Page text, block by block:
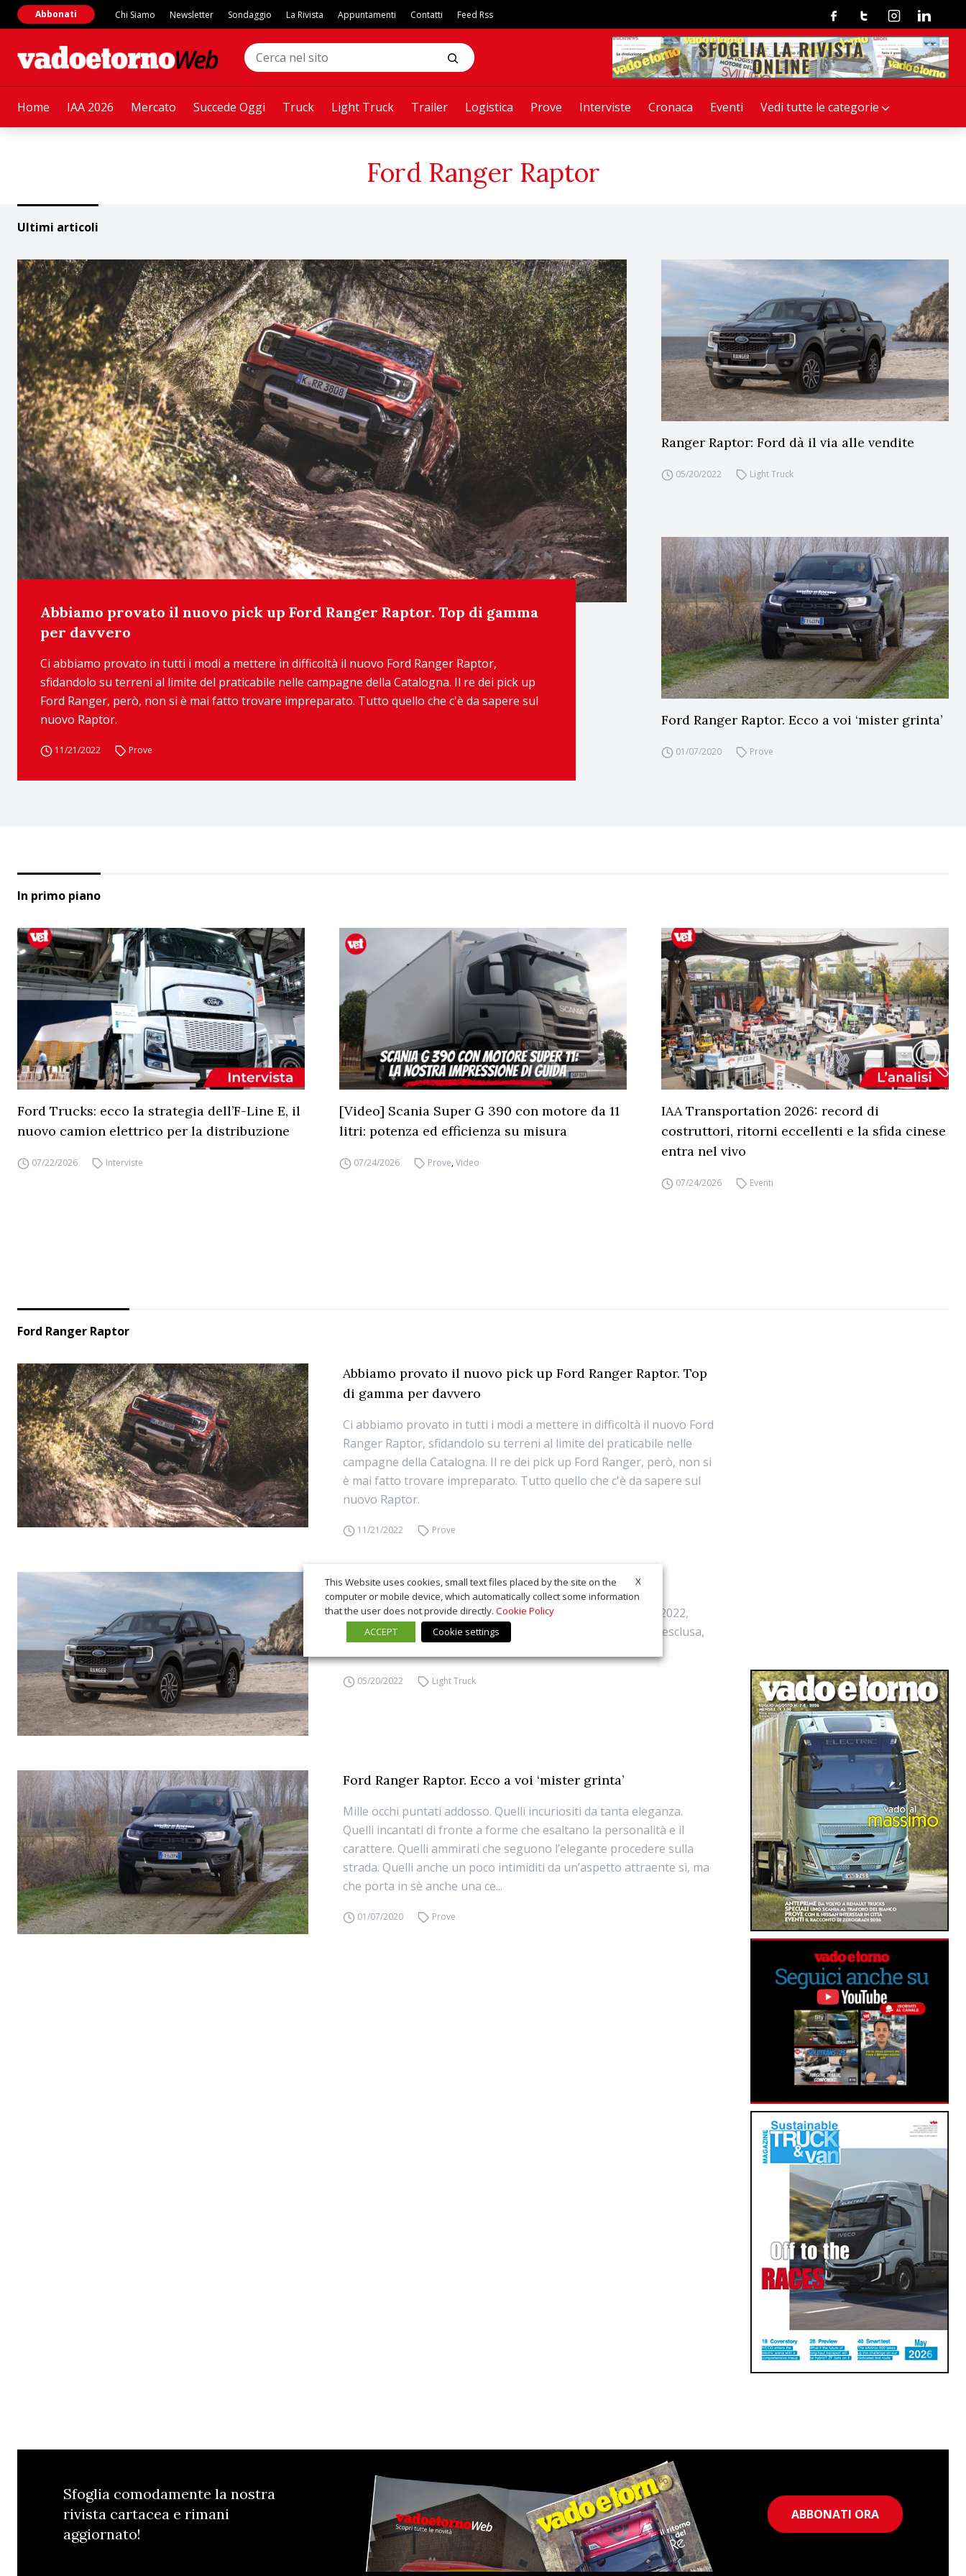
Home IAA 2026 Mercato Succede Oggi Truck Light Truck Trailer Logistica Prove Interviste Cronaca Eventi Vedi tutte le categorie
Abbonati Chi Siamo Newsletter Sondaggio La Rivista Appuntamenti Contatti Feed Rss FacebookTwitterInstagramLinkedin
Ford Ranger Raptor
Ultimi articoli
Abbiamo provato il nuovo pick up Ford Ranger Raptor. Top di gamma
per davvero
Ci abbiamo provato in tutti i modi a mettere in difficoltà il nuovo Ford Ranger Raptor,
sfidandolo su terreni al limite del praticabile nelle campagne della Catalogna. Il re dei pick up
Ford Ranger, però, non si è mai fatto trovare impreparato. Tutto quello che c'è da sapere sul
nuovo Raptor.
11/21/2022 Prove
Ranger Raptor: Ford dà il via alle vendite
05/20/2022 Light Truck
Ford Ranger Raptor. Ecco a voi ‘mister grinta’
01/07/2020 Prove
In primo piano
Ford Trucks: ecco la strategia dell’F-Line E, il
nuovo camion elettrico per la distribuzione
07/22/2026 Interviste
[Video] Scania Super G 390 con motore da 11
litri: potenza ed efficienza su misura
07/24/2026 Prove,Video
IAA Transportation 2026: record di
costruttori, ritorni eccellenti e la sfida cinese
entra nel vivo
07/24/2026 Eventi
Ford Ranger Raptor
Abbiamo provato il nuovo pick up Ford Ranger Raptor. Top
di gamma per davvero
Ci abbiamo provato in tutti i modi a mettere in difficoltà il nuovo Ford
Ranger Raptor, sfidandolo su terreni al limite del praticabile nelle
campagne della Catalogna. Il re dei pick up Ford Ranger, però, non si
è mai fatto trovare impreparato. Tutto quello che c'è da sapere sul
nuovo Raptor.
11/21/2022 Prove
Ranger Raptor: Ford dà il via alle vendite
Il pick up, che è stato presentato ufficialmente all'inizio del 2022,
viene venduto in Italia al prezzo di listino di 62.500 euro Iva esclusa,
05/20/2022 Light Truck
Ford Ranger Raptor. Ecco a voi ‘mister grinta’
Mille occhi puntati addosso. Quelli incuriositi da tanta eleganza.
Quelli incantati di fronte a forme che esaltano la personalità e il
carattere. Quelli ammirati che seguono l’elegante procedere sulla
strada. Quelli anche un poco intimiditi da un’aspetto attraente sì, ma
che porta in sè anche una ce...
01/07/2020 Prove
Sfoglia comodamente la nostra
rivista cartacea e rimani
aggiornato!
ABBONATI ORA
X
This Website uses cookies, small text files placed by the site on the
computer or mobile device, which automatically collect some information
that the user does not provide directly. Cookie Policy
ACCEPT
Cookie settings